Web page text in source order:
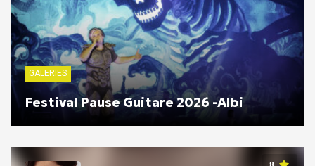
GALERIES
Festival Pause Guitare 2026 -Albi